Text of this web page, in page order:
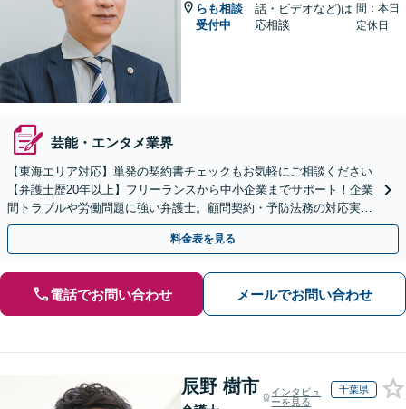
らも相談
受付中
話・ビデオなど)は
応相談
間：本日
定休日
芸能・エンタメ業界
【東海エリア対応】単発の契約書チェックもお気軽にご相談ください
【弁護士歴20年以上】フリーランスから中小企業までサポート！企業
間トラブルや労働問題に強い弁護士。顧問契約・予防法務の対応実績
も豊富です。【夜間・休日面談可】【完全個室】
料金表を見る
電話でお問い合わせ メールでお問い合わせ
辰野 樹市
インタビュ
ーを見る
千葉県